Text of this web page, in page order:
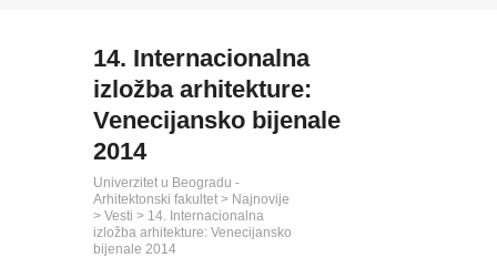
14. Internacionalna
izložba arhitekture:
Venecijansko bijenale
2014
Univerzitet u Beogradu -
Arhitektonski fakultet > Najnovije
> Vesti > 14. Internacionalna
izložba arhitekture: Venecijansko
bijenale 2014